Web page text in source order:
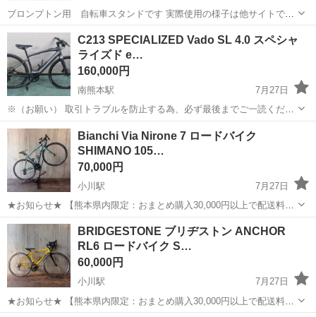
ブロンプトン用 自転車スタンドです 実際使用の様子は他サイトでの
写真(2枚目)にて確認ください フックが折れてしまっているため部品を
別途購入されご使用ください ほとんど使用しなかったものですが 外で
保管していたものでも...
熊本 合志市
C213 SPECIALIZED Vado SL 4.0 スペシャ
ライズド e…
160,000円
南熊本駅
7月27日
※（お願い） 取引トラブルを防止する為、必ず最後までご一読くださ
い。 SPECIALIZED Vado SL 4.0 スペシャライズド e-BIKE 電動アシ
スト SRAM NX 1X11S SL サイズS 2021年...
熊本 熊本市 電動アシスト自転車
Bianchi Via Nirone 7 ロードバイク
SHIMANO 105…
70,000円
小川駅
7月27日
★お知らせ★ 【熊本県内限定：おまとめ購入30,000円以上で配送料無
料！】 ※松橋から下道で1時間以上かかる地域を除く。 予約制となり
ますので、訪問希望の方は事前メッセージをお願いします！ 連絡なし
でお越し頂いても対応でき...
熊本 宇城市 ロードバイク
BRIDGESTONE ブリヂストン ANCHOR
RL6 ロードバイク S…
60,000円
小川駅
7月27日
★お知らせ★ 【熊本県内限定：おまとめ購入30,000円以上で配送料無